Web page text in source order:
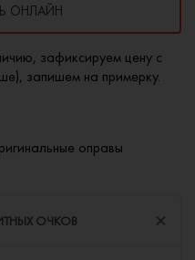
ОНЛАЙН
зафиксируем цену с
запишем на примерку.
оправы
ОЧКОВ